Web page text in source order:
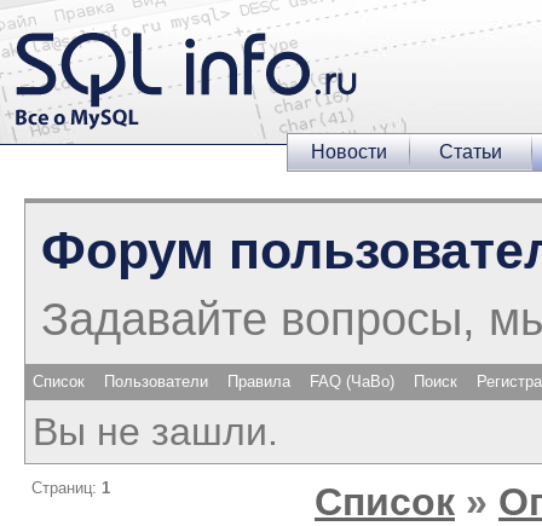
Новости Статьи
Форум
Задавайте вопросы,
Список Пользователи Правила FAQ (ЧаВо) Поиск
Вы не зашли.
Страниц: 1 Список »